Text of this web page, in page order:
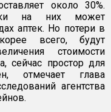
около 30%.
на них может
аптек. Но потери в
всего, будут
стоимости
сейчас простор для
отмечает глава
агентства